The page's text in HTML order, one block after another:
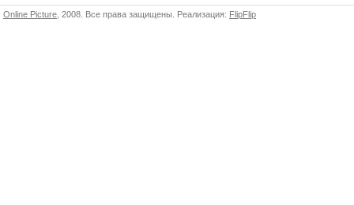
Online Picture , 2008. Все права защищены. Реализация: FlipFlip